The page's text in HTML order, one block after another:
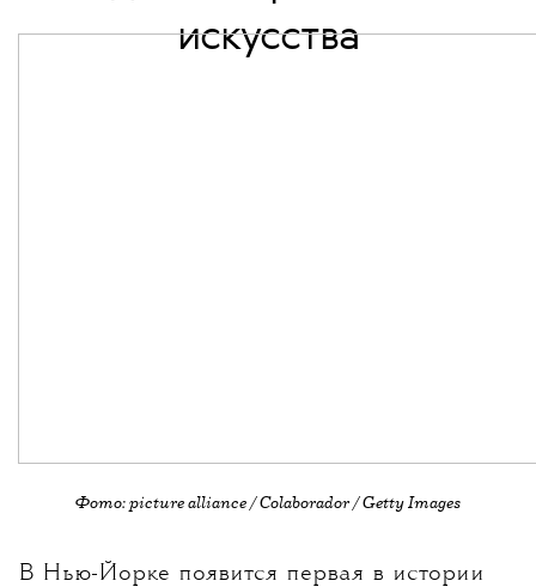
искусства
Фото: picture alliance / Colaborador / Getty Images
В Нью-Йорке появится первая в истории